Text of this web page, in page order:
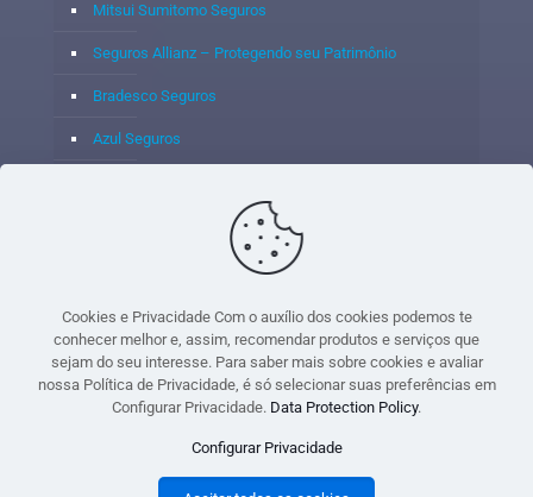
Mitsui Sumitomo Seguros
Seguros Allianz – Protegendo seu Patrimônio
Bradesco Seguros
Azul Seguros
© 2020 - Yoshie & Maia Corretora de Seguros Ltda - CNPJ:
05.459.716/0001-75 - SUSEP: 100637106 AV DOS
PAVIMENTO - CEP 06.020-012 - VILA YARA - OSASCO - UF SP -
TELEFONE - (11) 8251-9266
Cookies e Privacidade Com o auxílio dos cookies podemos te
conhecer melhor e, assim, recomendar produtos e serviços que
sejam do seu interesse. Para saber mais sobre cookies e avaliar
nossa Política de Privacidade, é só selecionar suas preferências em
Configurar Privacidade. Data Protection Policy.
Configurar Privacidade